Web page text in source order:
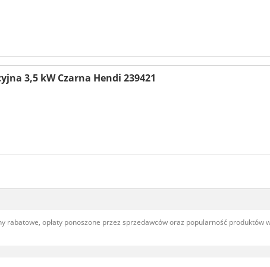
3,5 kW Czarna Hendi 239421
opłaty ponoszone przez sprzedawców oraz popularność produktów